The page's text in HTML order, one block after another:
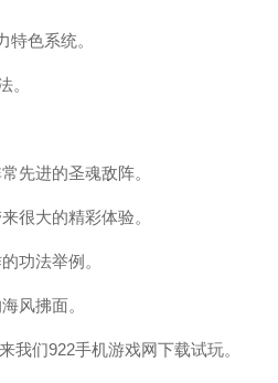
色系统。
。
先进的圣魂敌阵。
很大的精彩体验。
功法举例。
风拂面。
我们922手机游戏网下载试玩。